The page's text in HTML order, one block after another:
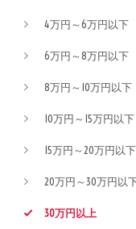
4万円～6万円以下
6万円～8万円以下
8万円～10万円以下
10万円～15万円以下
15万円～20万円以下
20万円～30万円以
30万円以上